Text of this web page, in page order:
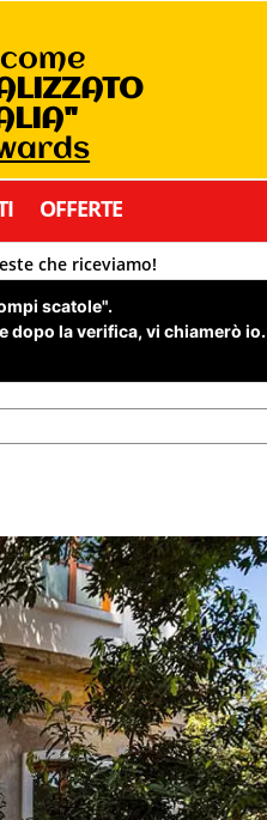
OFFERTE
che riceviamo!
scatole".
dopo la verifica, vi chiamerò io.